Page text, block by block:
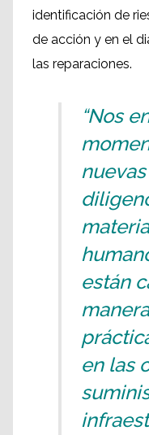
identificación de
de acción y en el
las reparaciones.
“Nos
están
en las